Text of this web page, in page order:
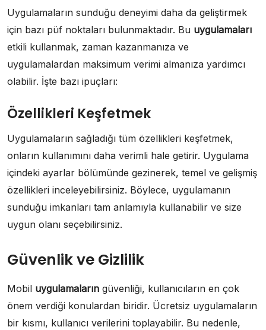
Uygulamaların sunduğu deneyimi daha da geliştirmek
için bazı püf noktaları bulunmaktadır. Bu uygulamaları
etkili kullanmak, zaman kazanmanıza ve
uygulamalardan maksimum verimi almanıza yardımcı
olabilir. İşte bazı ipuçları:
Özellikleri Keşfetmek
Uygulamaların sağladığı tüm özellikleri keşfetmek,
onların kullanımını daha verimli hale getirir. Uygulama
içindeki ayarlar bölümünde gezinerek, temel ve gelişmiş
özellikleri inceleyebilirsiniz. Böylece, uygulamanın
sunduğu imkanları tam anlamıyla kullanabilir ve size
uygun olanı seçebilirsiniz.
Güvenlik ve Gizlilik
Mobil uygulamaların güvenliği, kullanıcıların en çok
önem verdiği konulardan biridir. Ücretsiz uygulamaların
bir kısmı, kullanıcı verilerini toplayabilir. Bu nedenle,